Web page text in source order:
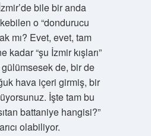
bile bir anda
o “dondurucu
mı? Evet, evet, tam
kadar “şu İzmir kışları”
de, bir de
hava içeri girmiş, bir
İşte tam bu
battaniye hangisi?”
olabiliyor.